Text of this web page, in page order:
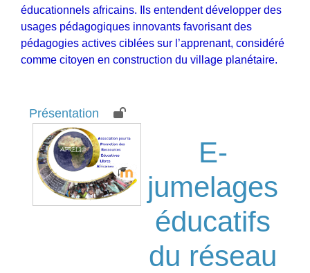
éducationnels africains. Ils entendent développer des
usages pédagogiques innovants favorisant des
pédagogies actives ciblées sur l’apprenant, considéré
comme citoyen en construction du village planétaire.
Présentation
E-
jumelages
éducatifs
du réseau